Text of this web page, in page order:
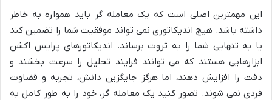
این مهمترین اصلی است که یک معامله گر باید همواره به خاطر
داشته باشد. هیچ اندیکاتوری نمی تواند موفقیت شما را تضمین کند
یا به تنهایی شما را به ثروت برساند. اندیکاتورهای پرایس اکشن
ابزارهایی هستند که می توانند فرایند تحلیل را سرعت بخشند و
دقت را افزایش دهند، اما هرگز جایگزین دانش، تجربه و قضاوت
فردی نمی شوند. تصور کنید یک معامله گر، خود را به طور کامل به